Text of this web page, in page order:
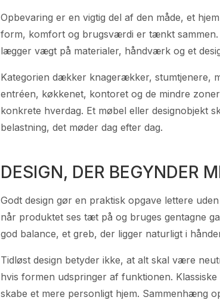
Opbevaring er en vigtig del af den måde, et
form, komfort og brugsværdi er tænkt sammen.
lægger vægt på materialer, håndværk og et
Kategorien dækker knagerækker, stumtjenere,
entréen, køkkenet, kontoret og de mindre
konkrete hverdag. Et møbel eller designobjekt
belastning, det møder dag efter dag.
DESIGN, DER BEGYNDER
Godt design gør en praktisk opgave lettere
når produktet ses tæt på og bruges gentagne
god balance, et greb, der ligger naturligt i
Tidløst design betyder ikke, at alt skal være
hvis formen udspringer af funktionen.
skabe et mere personligt hjem. Sammenhæng